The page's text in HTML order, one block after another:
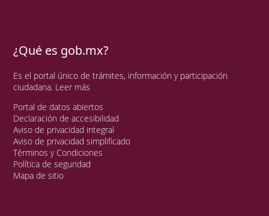
¿Qué es gob.mx?
Es el portal único de trámites, información y participación
ciudadana. Leer más
Portal de datos abiertos
Declaración de accesibilidad
Aviso de privacidad integral
Aviso de privacidad simplificado
Términos y Condiciones
Política de seguridad
Mapa de sitio